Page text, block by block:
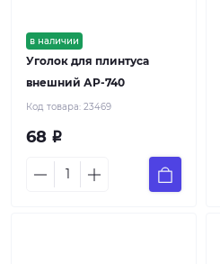
в наличии
Уголок для плинтуса
внешний АР-740
Код товара: 23469
68 Р